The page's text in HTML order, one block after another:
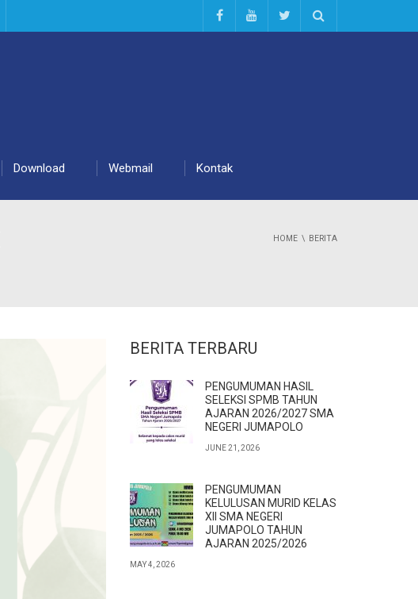
Download Webmail Kontak
HOME BERITA
BERITA TERBARU
PENGUMUMAN HASIL
SELEKSI SPMB TAHUN
AJARAN 2026/2027 SMA
NEGERI JUMAPOLO
JUNE 21, 2026
PENGUMUMAN
KELULUSAN MURID KELAS
XII SMA NEGERI
JUMAPOLO TAHUN
AJARAN 2025/2026
MAY 4, 2026